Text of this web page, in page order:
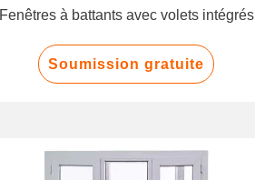
Fenêtres à battants avec volets intégrés
Soumission gratuite